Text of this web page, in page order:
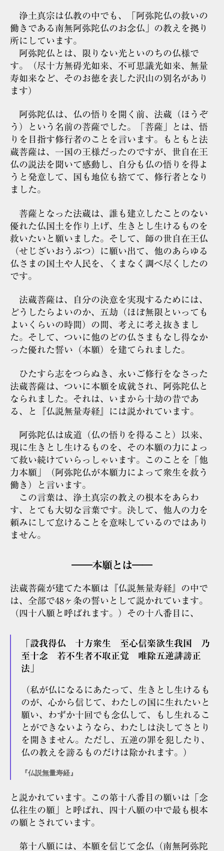
浄土真宗は仏教の中でも、「阿弥陀仏の救いの
働きである南無阿弥陀仏のお念仏」の教えを拠り
所にしています。
阿弥陀仏とは、限りない光といのちの仏様で
す。（尽十方無碍光如来、不可思議光如来、無量
寿如来など、そのお徳を表した沢山の別名があり
ます）
阿弥陀仏は、仏の悟りを開く前、法蔵（ほうぞ
う）という名前の菩薩でした。「菩薩」とは、悟
りを目指す修行者のことを言います。もともと法
蔵菩薩は、一国の王様だったのですが、世自在王
仏の説法を聞いて感動し、自分も仏の悟りを得よ
うと発意して、国も地位も捨てて、修行者となり
ました。
菩薩となった法蔵は、誰も建立したことのない
優れた仏国土を作り上げ、生きとし生けるものを
救いたいと願いました。そして、師の世自在王仏
（せじざいおうぶつ）に願い出て、他のあらゆる
仏さまの国土や人民を、くまなく調べ尽くしたの
です。
法蔵菩薩は、自分の決意を実現するためには、
どうしたらよいのか、五劫（ほぼ無限といっても
よいくらいの時間）の間、考えに考え抜きまし
た。そして、ついに他のどの仏さまもなし得なか
った優れた誓い（本願）を建てられました。
ひたすら志をつらぬき、永いご修行をなさった
法蔵菩薩は、ついに本願を成就され、阿弥陀仏と
なられました。それは、いまから十劫の昔であ
る、と『仏説無量寿経』には説かれています。
阿弥陀仏は成道（仏の悟りを得ること）以来、
現に生きとし生けるものを、その本願の力によっ
て救い続けていらっしゃいます。このことを「他
力本願」（阿弥陀仏が本願力によって衆生を救う
働き）と言います。
この言葉は、浄土真宗の教えの根本をあらわ
す、とても大切な言葉です。決して、他人の力を
頼みにして怠けることを意味しているのではあり
ません。
――本願とは――
法蔵菩薩が建てた本願は『仏説無量寿経』の中で
は、全部で48ヶ条の誓いとして説かれています。
（四十八願と呼ばれます。）その十八番目に、
「設我得仏 十方衆生 至心信楽欲生我国 乃
至十念 若不生者不取正覚 唯除五逆誹謗正
法」
（私が仏になるにあたって、生きとし生けるも
のが、心から信じて、わたしの国に生れたいと
願い、わずか十回でも念仏して、もし生れるこ
とができないようなら、わたしは決してさとり
を開きません。ただし、五逆の罪を犯したり、
仏の教えを謗るものだけは除かれます。）
『仏説無量寿経』
と説かれています。この第十八番目の願いは「念
仏往生の願」と呼ばれ、四十八願の中で最も根本
の願とされています。
第十八願には、本願を信じて念仏（南無阿弥陀